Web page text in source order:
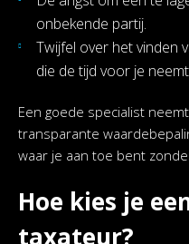
onbekende partij.
Twijfel over het vinden
die de tijd voor je
Een goede specialist
transparante
waar je aan toe bent
Hoe kies je
taxateur?